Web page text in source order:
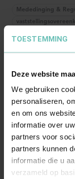
TOESTEMMING
Deze website
We gebruiken
personaliseren,
en om ons
informatie over
partners voor
partners kunnen
informatie die u
verzameld op
Mededinging &
Opstellen B2B-
plakken!
Inleiding Vereist